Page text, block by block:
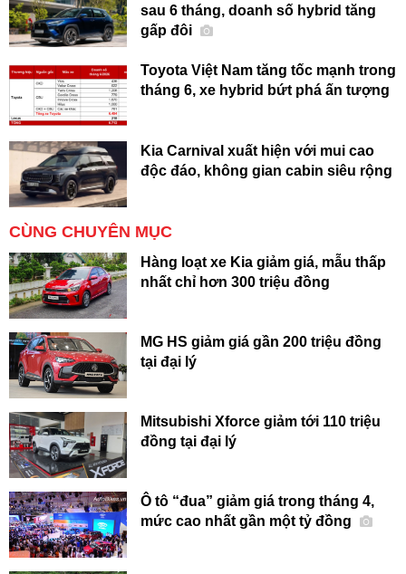
sau 6 tháng, doanh số hybrid tăng
gấp đôi
Toyota Việt Nam tăng tốc mạnh trong
tháng 6, xe hybrid bứt phá ấn tượng
Kia Carnival xuất hiện với mui cao
độc đáo, không gian cabin siêu rộng
CÙNG CHUYÊN MỤC
Hàng loạt xe Kia giảm giá, mẫu thấp
nhất chỉ hơn 300 triệu đồng
MG HS giảm giá gần 200 triệu đồng
tại đại lý
Mitsubishi Xforce giảm tới 110 triệu
đồng tại đại lý
Ô tô “đua” giảm giá trong tháng 4,
mức cao nhất gần một tỷ đồng